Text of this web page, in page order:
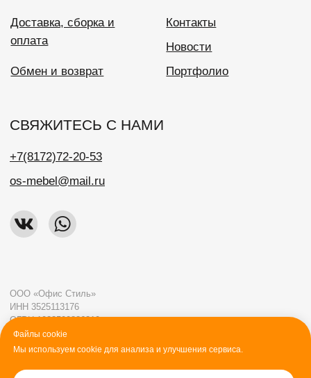
Файлы cookie
Мы используем cookie для анализа и улучшения сервиса.